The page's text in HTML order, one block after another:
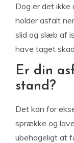
Dog er det
holder asfalt
slid og slæb af
have taget
Er din
stand?
Det kan for
sprække og
ubehageligt at